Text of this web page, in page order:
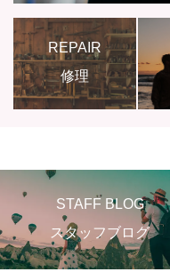
REPAIR
修理
STAFF BLOG
スタッフブログ